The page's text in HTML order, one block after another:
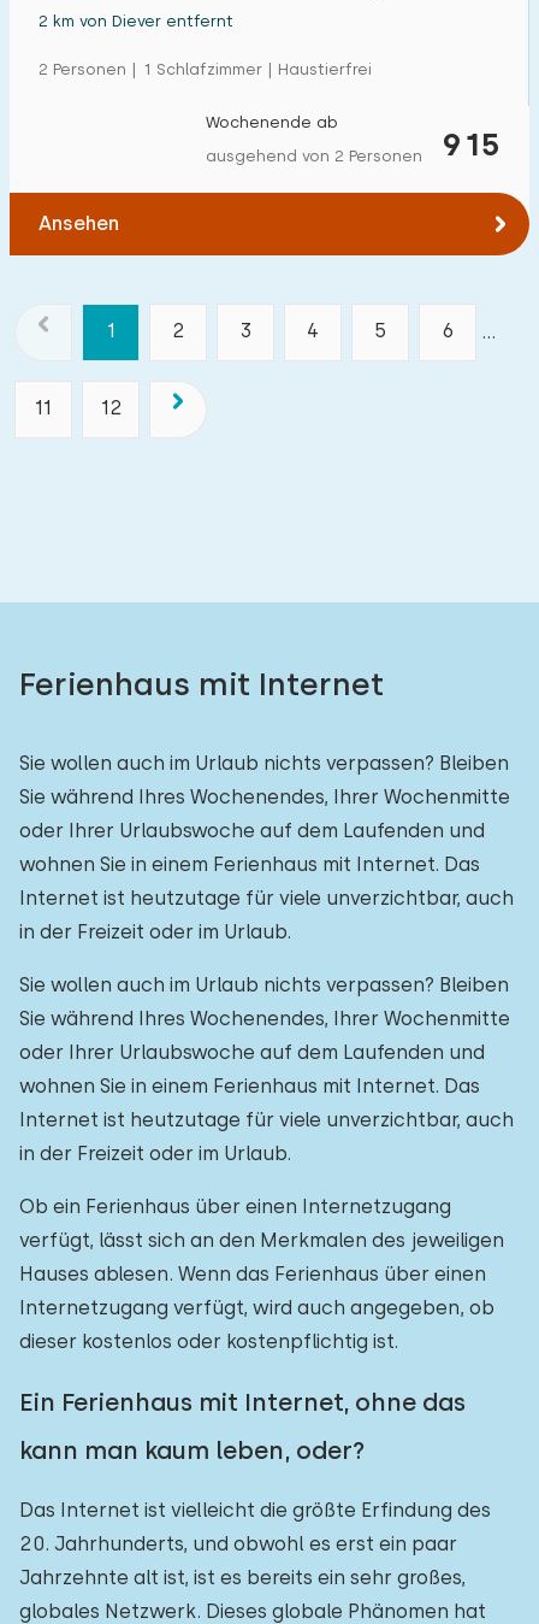
2 km von Diever entfernt
2 Personen | 1 Schlafzimmer | Haustierfrei
915
Wochenende ab
ausgehend von 2 Personen
Ansehen
1 2 3 4 5 6 ...
11 12
Ferienhaus mit Internet
Sie wollen auch im Urlaub nichts verpassen? Bleiben
Sie während Ihres Wochenendes, Ihrer Wochenmitte
oder Ihrer Urlaubswoche auf dem Laufenden und
wohnen Sie in einem Ferienhaus mit Internet. Das
Internet ist heutzutage für viele unverzichtbar, auch
in der Freizeit oder im Urlaub.
Sie wollen auch im Urlaub nichts verpassen? Bleiben
Sie während Ihres Wochenendes, Ihrer Wochenmitte
oder Ihrer Urlaubswoche auf dem Laufenden und
wohnen Sie in einem Ferienhaus mit Internet. Das
Internet ist heutzutage für viele unverzichtbar, auch
in der Freizeit oder im Urlaub.
Ob ein Ferienhaus über einen Internetzugang
verfügt, lässt sich an den Merkmalen des jeweiligen
Hauses ablesen. Wenn das Ferienhaus über einen
Internetzugang verfügt, wird auch angegeben, ob
dieser kostenlos oder kostenpflichtig ist.
Ein Ferienhaus mit Internet, ohne das
kann man kaum leben, oder?
Das Internet ist vielleicht die größte Erfindung des
20. Jahrhunderts, und obwohl es erst ein paar
Jahrzehnte alt ist, ist es bereits ein sehr großes,
globales Netzwerk. Dieses globale Phänomen hat